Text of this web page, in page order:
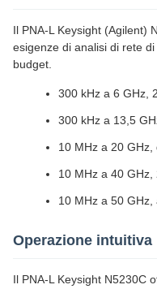
Il PNA-L Keysight (Agilent)
esigenze di analisi di rete
budget.
300 kHz a 6 GHz,
300 kHz a 13,5
10 MHz a 20
10 MHz a 40 GHz,
10 MHz a 50 GHz,
Operazione intuitiva
Il PNA-L Keysight N5230C